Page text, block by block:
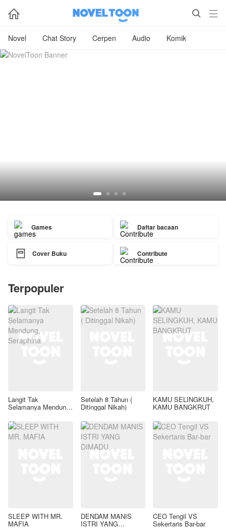
  
Novel Chat Story Cerpen Audio Komik
Games Daftar bacaan
 Cover Buku Contribute
Terpopuler
Langit Tak
Selamanya Mendung,
Setelah 8 Tahun (
Ditinggal Nikah)
KAMU SELINGKUH,
KAMU BANGKRUT
SLEEP WITH MR.
MAFIA
DENDAM MANIS
ISTRI YANG
CEO Tengil VS
Sekertaris Bar-bar